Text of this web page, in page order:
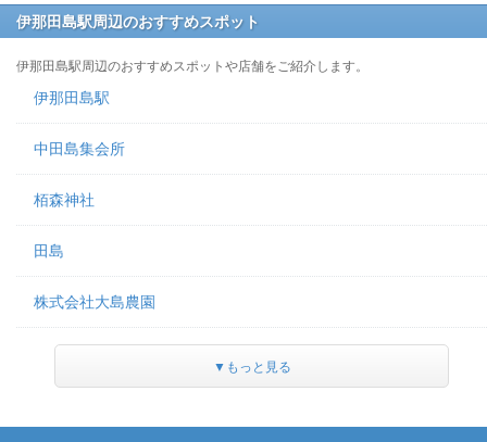
伊那田島駅周辺のおすすめスポット
伊那田島駅周辺のおすすめスポットや店舗をご紹介します。
伊那田島駅
中田島集会所
栢森神社
田島
株式会社大島農園
▼もっと見る